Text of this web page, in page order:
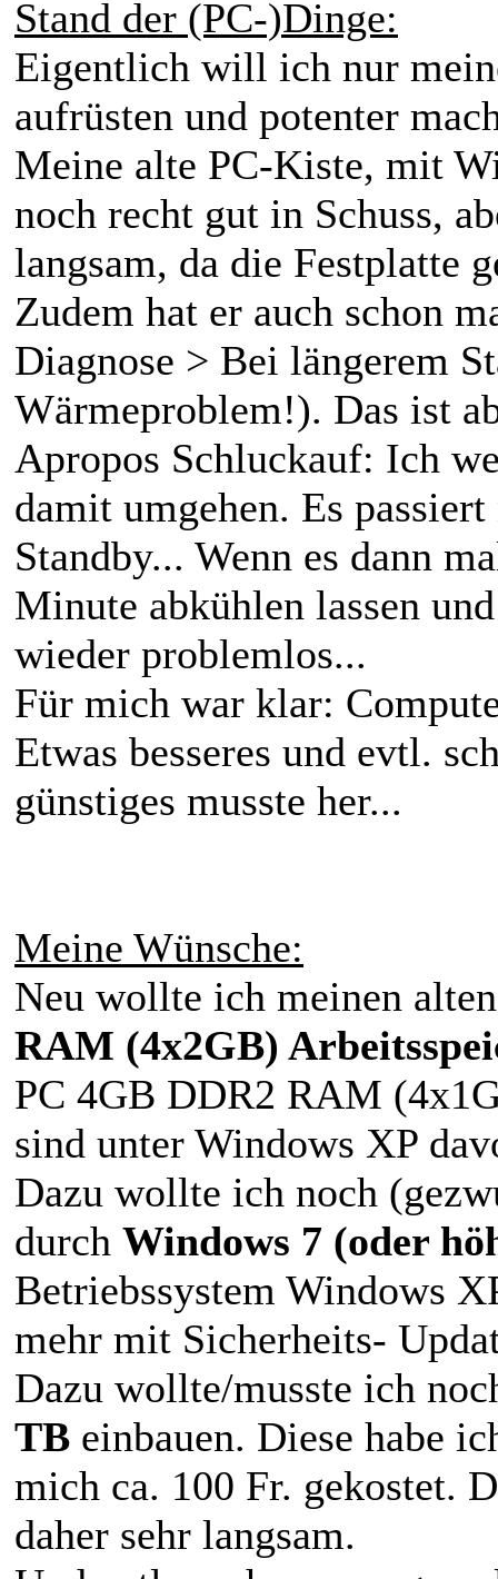
Stand der (PC-)Dinge:
Eigentlich will ich nur
aufrüsten und potenter
Meine alte PC-Kiste, mit
noch recht gut in Schuss,
langsam, da die Festplatte
Zudem hat er auch schon
Diagnose > Bei längerem
Wärmeproblem!). Das ist
Apropos Schluckauf: Ich
damit umgehen. Es
Standby... Wenn es dann
Minute abkühlen lassen
wieder problemlos...
Für mich war klar:
Etwas besseres und evtl.
günstiges musste her...
Meine Wünsche:
Neu wollte ich meinen
RAM (4x2GB)
PC 4GB DDR2 RAM
sind unter Windows XP
Dazu wollte ich noch
durch Windows 7 (oder
Betriebssystem Windows
mehr mit Sicherheits-
Dazu wollte/musste ich
TB einbauen. Diese habe
mich ca. 100 Fr. gekostet.
daher sehr langsam.